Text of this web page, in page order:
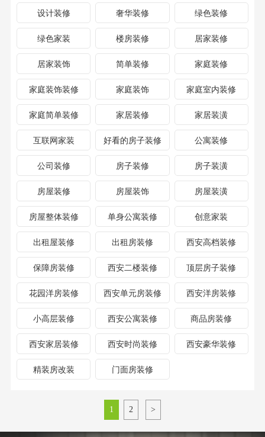
设计装修 奢华装修 绿色装修
绿色家装 楼房装修 居家装修
居家装饰 简单装修 家庭装修
家庭装饰装修 家庭装饰 家庭室内装修
家庭简单装修 家居装修 家居装潢
互联网家装 好看的房子装修 公寓装修
公司装修 房子装修 房子装潢
房屋装修 房屋装饰 房屋装潢
房屋整体装修 单身公寓装修 创意家装
出租屋装修 出租房装修 西安高档装修
保障房装修 西安二楼装修 顶层房子装修
花园洋房装修 西安单元房装修 西安洋房装修
小高层装修 西安公寓装修 商品房装修
西安家居装修 西安时尚装修 西安豪华装修
精装房改装 门面房装修
1 2 >